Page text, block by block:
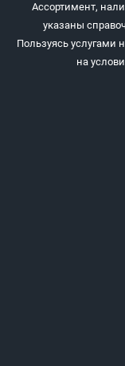
Ассортимент,
указаны
Пользуясь услугами
на